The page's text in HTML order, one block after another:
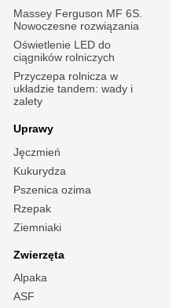
Massey Ferguson MF 6S.
Nowoczesne rozwiązania
Oświetlenie LED do
ciągników rolniczych
Przyczepa rolnicza w
układzie tandem: wady i
zalety
Uprawy
Jęczmień
Kukurydza
Pszenica ozima
Rzepak
Ziemniaki
Zwierzęta
Alpaka
ASF